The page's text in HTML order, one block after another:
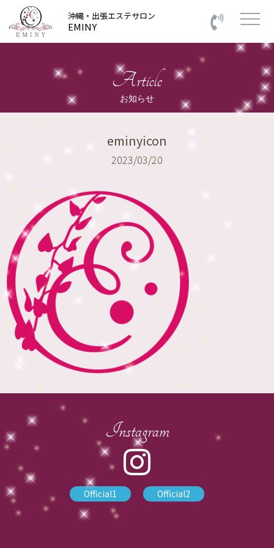
沖縄・出張エステサロン
EMINY
Article
お知らせ
eminyicon
2023/03/20
Instagram
Official1 Official2